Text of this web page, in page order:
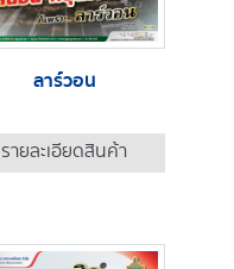
ลาร์วอน
รายละเอียดสินค้า